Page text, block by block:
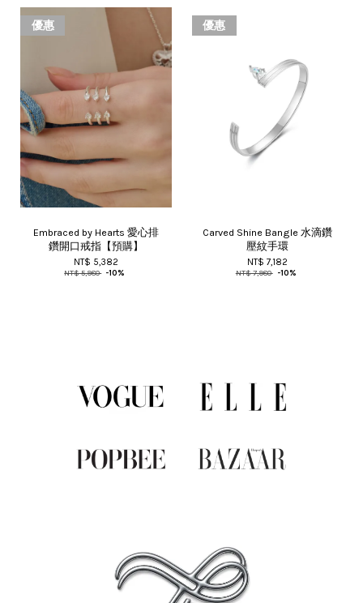
優惠
Embraced by Hearts 愛心排
鑽開口戒指【預購】
NT$ 5,382
NT$ 5,980 -10%
優惠
Carved Shine Bangle 水滴鑽
壓紋手環
NT$ 7,182
NT$ 7,980 -10%